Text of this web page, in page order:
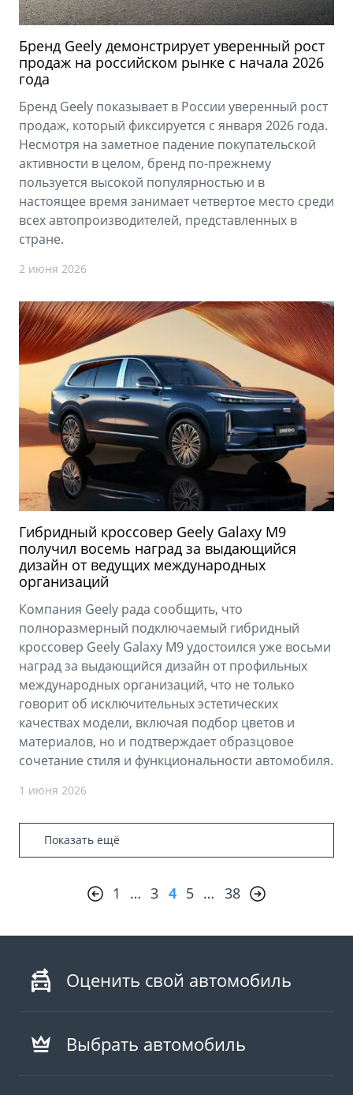
Бренд Geely демонстрирует уверенный рост
продаж на российском рынке с начала 2026
года
Бренд Geely показывает в России уверенный рост
продаж, который фиксируется с января 2026 года.
Несмотря на заметное падение покупательской
активности в целом, бренд по-прежнему
пользуется высокой популярностью и в
настоящее время занимает четвертое место среди
всех автопроизводителей, представленных в
стране.
2 июня 2026
Гибридный кроссовер Geely Galaxy M9
получил восемь наград за выдающийся
дизайн от ведущих международных
организаций
Компания Geely рада сообщить, что
полноразмерный подключаемый гибридный
кроссовер Geely Galaxy M9 удостоился уже восьми
наград за выдающийся дизайн от профильных
международных организаций, что не только
говорит об исключительных эстетических
качествах модели, включая подбор цветов и
материалов, но и подтверждает образцовое
сочетание стиля и функциональности автомобиля.
1 июня 2026
Показать ещё
1 … 3 4 5 … 38
Оценить свой автомобиль
Выбрать автомобиль